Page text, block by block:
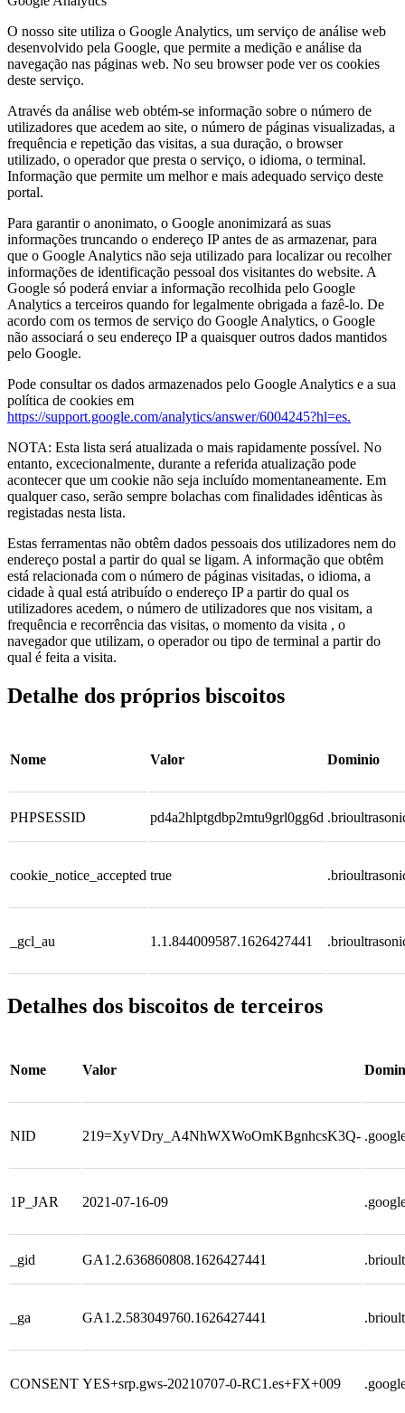
O nosso site utiliza o Google Analytics, um serviço de análise web
desenvolvido pela Google, que permite a medição e análise da
navegação nas páginas web. No seu browser pode ver os cookies
deste serviço.
Através da análise web obtém-se informação sobre o número de
utilizadores que acedem ao site, o número de páginas visualizadas, a
frequência e repetição das visitas, a sua duração, o browser
utilizado, o operador que presta o serviço, o idioma, o terminal.
Informação que permite um melhor e mais adequado serviço deste
portal.
Para garantir o anonimato, o Google anonimizará as suas
informações truncando o endereço IP antes de as armazenar, para
que o Google Analytics não seja utilizado para localizar ou recolher
informações de identificação pessoal dos visitantes do website. A
Google só poderá enviar a informação recolhida pelo Google
Analytics a terceiros quando for legalmente obrigada a fazê-lo. De
acordo com os termos de serviço do Google Analytics, o Google
não associará o seu endereço IP a quaisquer outros dados mantidos
pelo Google.
Pode consultar os dados armazenados pelo Google Analytics e a sua
política de cookies em
https://support.google.com/analytics/answer/6004245?hl=es.
NOTA: Esta lista será atualizada o mais rapidamente possível. No
entanto, excecionalmente, durante a referida atualização pode
acontecer que um cookie não seja incluído momentaneamente. Em
qualquer caso, serão sempre bolachas com finalidades idênticas às
registadas nesta lista.
Estas ferramentas não obtêm dados pessoais dos utilizadores nem do
endereço postal a partir do qual se ligam. A informação que obtêm
está relacionada com o número de páginas visitadas, o idioma, a
cidade à qual está atribuído o endereço IP a partir do qual os
utilizadores acedem, o número de utilizadores que nos visitam, a
frequência e recorrência das visitas, o momento da visita , o
navegador que utilizam, o operador ou tipo de terminal a partir do
qual é feita a visita.
Detalhe dos próprios biscoitos
Nome Valor Dominio
PHPSESSID pd4a2hlptgdbp2mtu9grl0gg6d
cookie_notice_accepted true
_gcl_au 1.1.844009587.1626427441
Detalhes dos biscoitos de terceiros
Nome Valor
NID 219=XyVDry_A4NhWXWoOmKBgnhcsK3Q-
1P_JAR 2021-07-16-09
_gid GA1.2.636860808.1626427441
_ga GA1.2.583049760.1626427441
CONSENT YES+srp.gws-20210707-0-RC1.es+FX+009